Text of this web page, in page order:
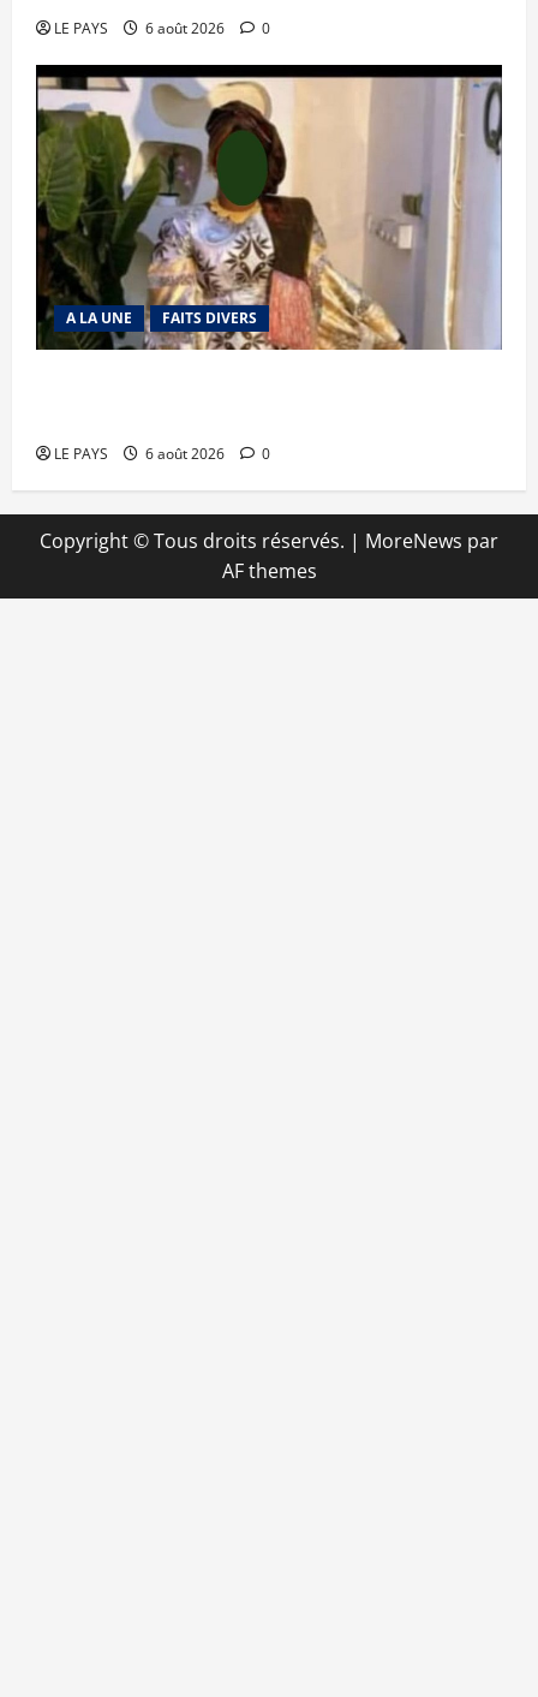
LE PAYS 6 août 2026 0
A LA UNE FAITS DIVERS
LE PAYS 6 août 2026 0
Copyright © Tous droits réservés. | MoreNews par
AF themes